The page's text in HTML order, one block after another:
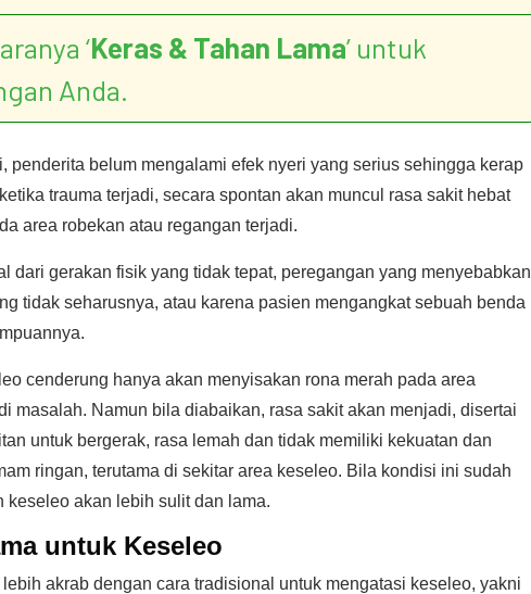
‘Keras & Tahan Lama’ untuk
Anda.
penderita belum mengalami efek nyeri yang serius sehingga kerap
trauma terjadi, secara spontan akan muncul rasa sakit hebat
area robekan atau regangan terjadi.
dari gerakan fisik yang tidak tepat, peregangan yang menyebabkan
tidak seharusnya, atau karena pasien mengangkat sebuah benda
cenderung hanya akan menyisakan rona merah pada area
masalah. Namun bila diabaikan, rasa sakit akan menjadi, disertai
untuk bergerak, rasa lemah dan tidak memiliki kekuatan dan
ringan, terutama di sekitar area keseleo. Bila kondisi ini sudah
akan lebih sulit dan lama.
untuk Keseleo
akrab dengan cara tradisional untuk mengatasi keseleo, yakni